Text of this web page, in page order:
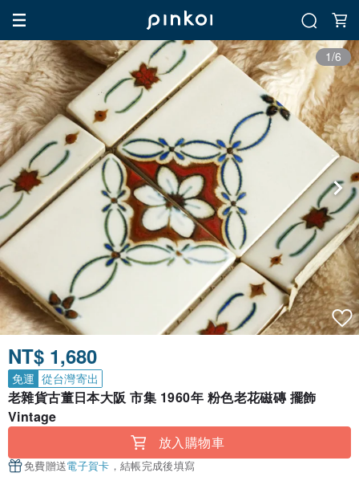
1/6
NT$ 1,680
免運 從台灣寄出
老雜貨古董日本大阪 市集 1960年 粉色老花磁磚 擺飾
Vintage
放入購物車
免費贈送電子賀卡 ，結帳完成後填寫